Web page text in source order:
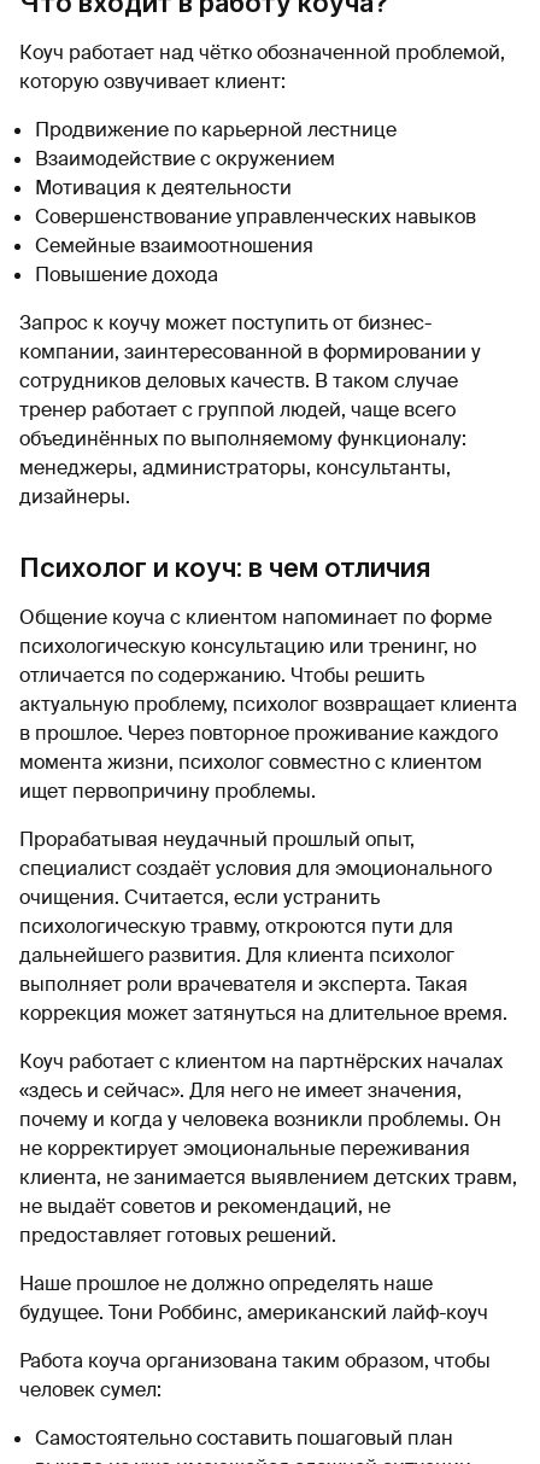
Коуч работает над чётко обозначенной проблемой,
которую озвучивает клиент:
Продвижение по карьерной лестнице
Взаимодействие с окружением
Мотивация к деятельности
Совершенствование управленческих навыков
Семейные взаимоотношения
Повышение дохода
Запрос к коучу может поступить от бизнес-
компании, заинтересованной в формировании у
сотрудников деловых качеств. В таком случае
тренер работает с группой людей, чаще всего
объединённых по выполняемому функционалу:
менеджеры, администраторы, консультанты,
дизайнеры.
Психолог и коуч: в чем отличия
Общение коуча с клиентом напоминает по форме
психологическую консультацию или тренинг, но
отличается по содержанию. Чтобы решить
актуальную проблему, психолог возвращает клиента
в прошлое. Через повторное проживание каждого
момента жизни, психолог совместно с клиентом
ищет первопричину проблемы.
Прорабатывая неудачный прошлый опыт,
специалист создаёт условия для эмоционального
очищения. Считается, если устранить
психологическую травму, откроются пути для
дальнейшего развития. Для клиента психолог
выполняет роли врачевателя и эксперта. Такая
коррекция может затянуться на длительное время.
Коуч работает с клиентом на партнёрских началах
«здесь и сейчас». Для него не имеет значения,
почему и когда у человека возникли проблемы. Он
не корректирует эмоциональные переживания
клиента, не занимается выявлением детских травм,
не выдаёт советов и рекомендаций, не
предоставляет готовых решений.
Наше прошлое не должно определять наше
будущее. Тони Роббинс, американский лайф-коуч
Работа коуча организована таким образом, чтобы
человек сумел:
Самостоятельно составить пошаговый план